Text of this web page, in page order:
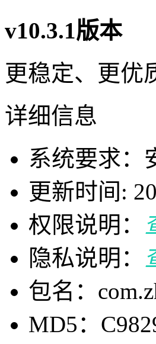
v10.3.1版本
更稳定、更优
详细信息
系统要求：
更新时间:
权限说明：
隐私说明：
包名：
MD5：